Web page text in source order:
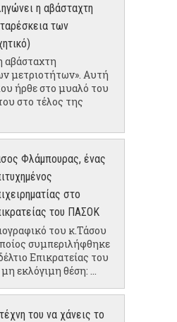
η αβάσταχτη
των
αβάσταχτη
μετριοτήτων». Αυτή
ήρθε στο μυαλό του
στο τέλος της
Φλάμπουρας, ένας
στο
του ΠΑΣΟΚ
του κ.Τάσου
συμπεριλήφθηκε
Επικρατείας του
εκλόγιμη θέση: ...
του να χάνεις το